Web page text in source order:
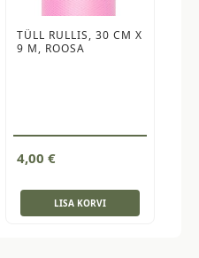
TÜLL RULLIS, 30 CM X
9 M, ROOSA
4,00 €
LISA KORVI